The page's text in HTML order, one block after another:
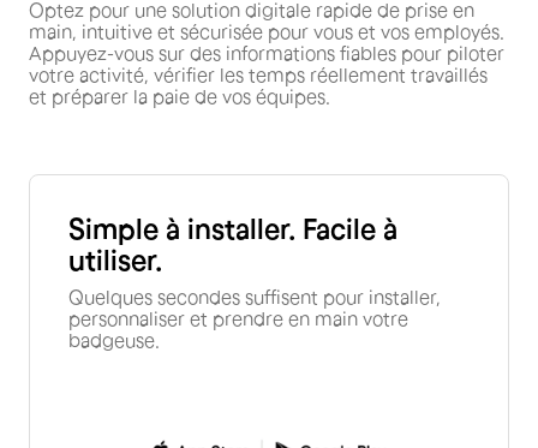
Optez pour une solution digitale rapide de prise en
main, intuitive et sécurisée pour vous et vos employés.
Appuyez-vous sur des informations fiables pour piloter
votre activité, vérifier les temps réellement travaillés
et préparer la paie de vos équipes.
Simple à installer. Facile à
utiliser.
Quelques secondes suffisent pour installer,
personnaliser et prendre en main votre
badgeuse.